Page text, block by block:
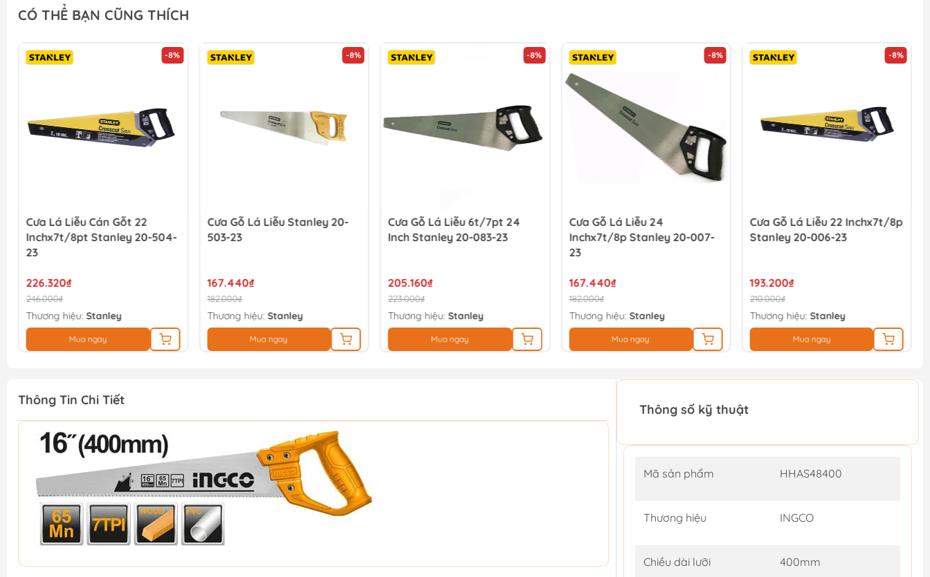
CÓ THỂ BẠN CŨNG THÍCH
-8%
Cưa Lá Liễu Cán Gỗt 22
Inchx7t/8pt Stanley 20-504-
23
226.320₫
246.000₫
Thương hiệu: Stanley
Mua ngay
-8%
Cưa Gỗ Lá Liễu Stanley 20-
503-23
167.440₫
182.000₫
Thương hiệu: Stanley
Mua ngay
-8%
Cưa Gỗ Lá Liễu 6t/7pt 24
Inch Stanley 20-083-23
205.160₫
223.000₫
Thương hiệu: Stanley
Mua ngay
-8%
Cưa Gỗ Lá Liễu 24
Inchx7t/8p Stanley 20-007-
23
167.440₫
182.000₫
Thương hiệu: Stanley
Mua ngay
-8%
Cưa Gỗ Lá Liễu 22 Inchx7t/8p
Stanley 20-006-23
193.200₫
210.000₫
Thương hiệu: Stanley
Mua ngay
Thông Tin Chi Tiết
Thông số kỹ thuật
Mã sản phẩm HHAS48400
Thương hiệu INGCO
Chiều dài lưỡi 400mm